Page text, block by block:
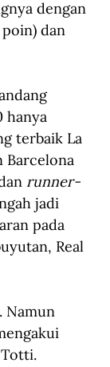
dengan
poin) dan
hanya
terbaik La
Barcelona
runner-
jadi
pada
Real
Namun